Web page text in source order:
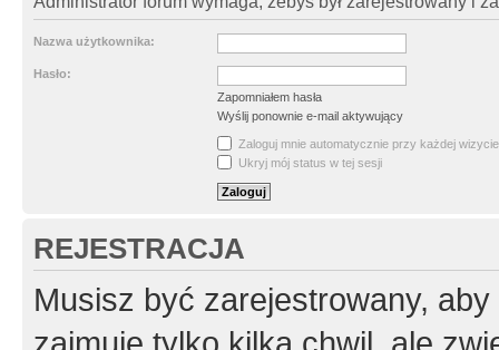
Nazwa użytkownika:
Hasło:
Zapomniałem hasła
Wyślij ponownie e-mail aktywujący
Zaloguj mnie automatycznie przy każdej wizycie
Ukryj mój status w tej sesji
REJESTRACJA
Musisz być zarejestrowany,
zajmuje tylko kilka chwil, ale